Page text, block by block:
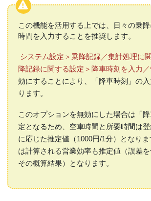
この機能を活用する上では、日々の乗
時間を入力することを推奨します。
システム設定＞乗降記録／集計処理に
降記録に関する設定＞降車時刻を入力
効にすることにより、「降車時刻」の
ります。
このオプションを無効にした場合は「
定となるため、空車時間と所要時間は
に応じた推定値（1000円/1分）となり
は計算される営業効率も推定値（誤差
その概算結果）となります。